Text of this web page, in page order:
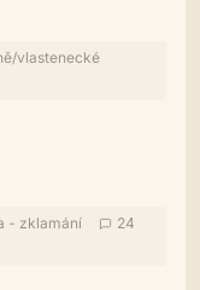
/vlastenecké
- zklamání
24